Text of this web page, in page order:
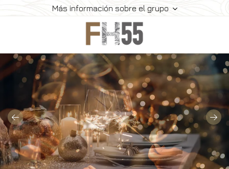
Más información sobre el grupo
Home
Historia
Colección
Meeting
Contactos
Ofertas